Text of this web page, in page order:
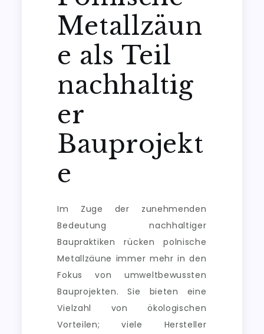
Metallzäun
e als Teil
nachhaltig
er
Bauprojekt
e
Im Zuge der zunehmenden
Bedeutung nachhaltiger
Baupraktiken rücken polnische
Metallzäune immer mehr in den
Fokus von umweltbewussten
Bauprojekten. Sie bieten eine
Vielzahl von ökologischen
Vorteilen; viele Hersteller